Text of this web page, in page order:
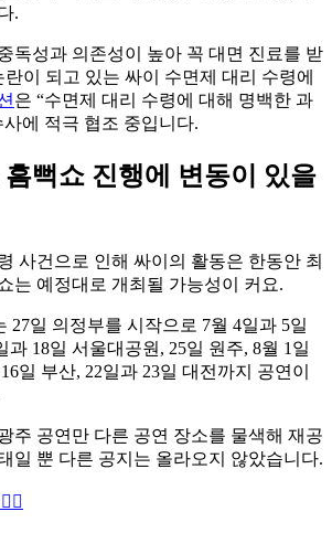
.
독성과 의존성이 높아 꼭 대면 진료를 받
이 되고 있는 싸이 수면제 대리 수령에
은 “수면제 대리 수령에 대해 명백한 과
에 적극 협조 중입니다.
뻑쇼 진행에 변동이 있을
사건으로 인해 싸이의 활동은 한동안 최
는 예정대로 개최될 가능성이 커요.
27일 의정부를 시작으로 7월 4일과 5일
과 18일 서울대공원, 25일 원주, 8월 1일
일 부산, 22일과 23일 대전까지 공연이
주 공연만 다른 공연 장소를 물색해 재공
일 뿐 다른 공지는 올라오지 않았습니다.